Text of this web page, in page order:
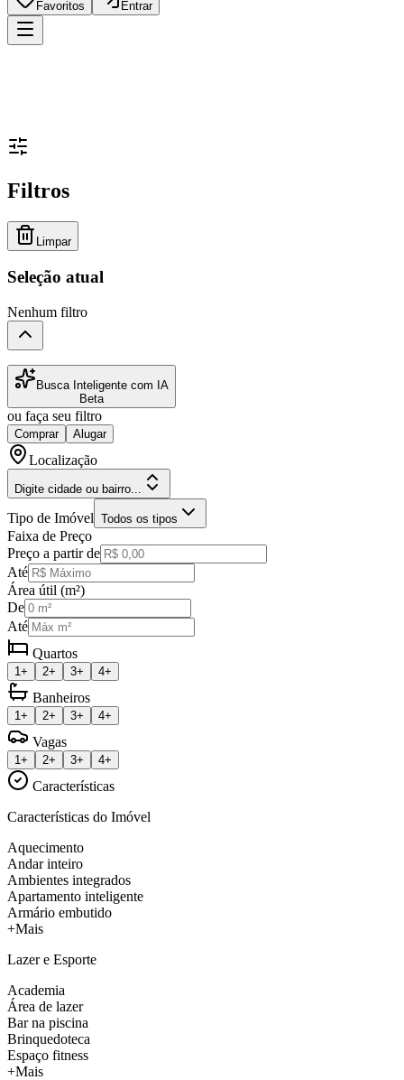
Favoritos Entrar
Filtros
Limpar
Seleção atual
Nenhum filtro
Busca Inteligente com IA
Beta
ou faça seu filtro
Comprar Alugar
Localização
Digite cidade ou bairro...
Tipo de Imóvel Todos os tipos
Faixa de Preço
Preço a partir de
Até
Área útil (m²)
De
Até
Quartos
1+ 2+ 3+ 4+
Banheiros
1+ 2+ 3+ 4+
Vagas
1+ 2+ 3+ 4+
Características
Características do Imóvel
Aquecimento
Andar inteiro
Ambientes integrados
Apartamento inteligente
Armário embutido
+Mais
Lazer e Esporte
Academia
Área de lazer
Bar na piscina
Brinquedoteca
Espaço fitness
+Mais